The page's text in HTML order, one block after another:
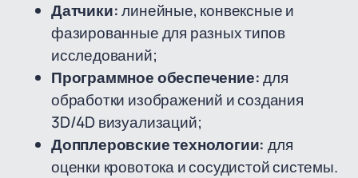
Датчики:линейные, конвексные и
фазированные для разных типов
исследований;
Программное обеспечение:для
обработки изображений и создания
3D/4D визуализаций;
Допплеровские технологии: для
оценки кровотока и сосудистой системы.